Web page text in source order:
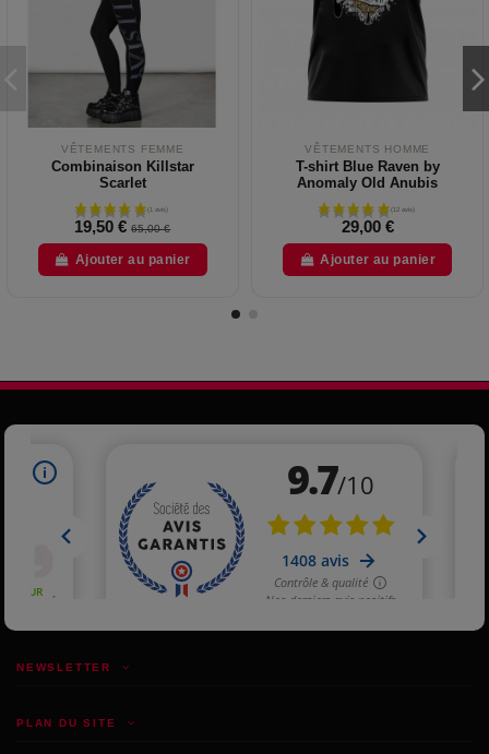
VÊTEMENTS FEMME
Combinaison Killstar
Scarlet
19,50 €65,00 €
Ajouter au panier
VÊTEMENTS HOMME
T-shirt Blue Raven by
Anomaly Old Anubis
29,00 €
Ajouter au panier
PLAN DU SITE
NEWSLETTER